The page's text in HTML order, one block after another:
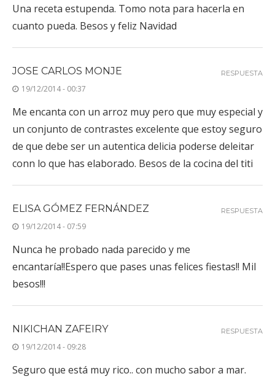
Una receta estupenda. Tomo nota para hacerla en
cuanto pueda. Besos y feliz Navidad
JOSE CARLOS MONJE
19/12/2014 - 00:37
Me encanta con un arroz muy pero que muy especial y
un conjunto de contrastes excelente que estoy seguro
de que debe ser un autentica delicia poderse deleitar
conn lo que has elaborado. Besos de la cocina del titi
RESPUESTA
ELISA GÓMEZ FERNÁNDEZ
19/12/2014 - 07:59
Nunca he probado nada parecido y me
encantaría!!Espero que pases unas felices fiestas!! Mil
besos!!!
RESPUESTA
NIKICHAN ZAFEIRY
19/12/2014 - 09:28
Seguro que está muy rico.. con mucho sabor a mar.
RESPUESTA